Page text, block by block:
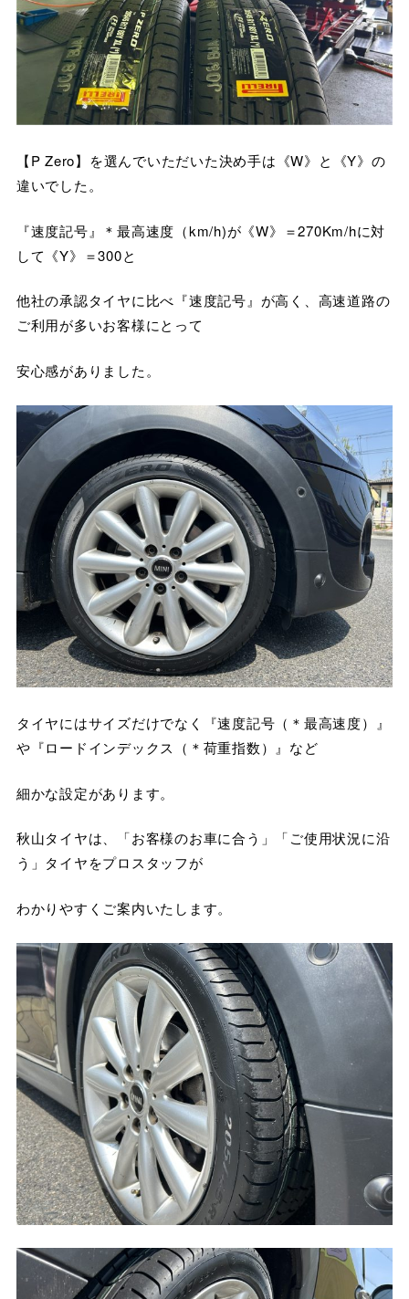
【P Zero】を選んでいただいた決め手は《W》と《Y》の
違いでした。
『速度記号』＊最高速度（km/h)が《W》＝270Km/hに対
して《Y》＝300と
他社の承認タイヤに比べ『速度記号』が高く、高速道路の
ご利用が多いお客様にとって
安心感がありました。
タイヤにはサイズだけでなく『速度記号（＊最高速度）』
や『ロードインデックス（＊荷重指数）』など
細かな設定があります。
秋山タイヤは、「お客様のお車に合う」「ご使用状況に沿
う」タイヤをプロスタッフが
わかりやすくご案内いたします。